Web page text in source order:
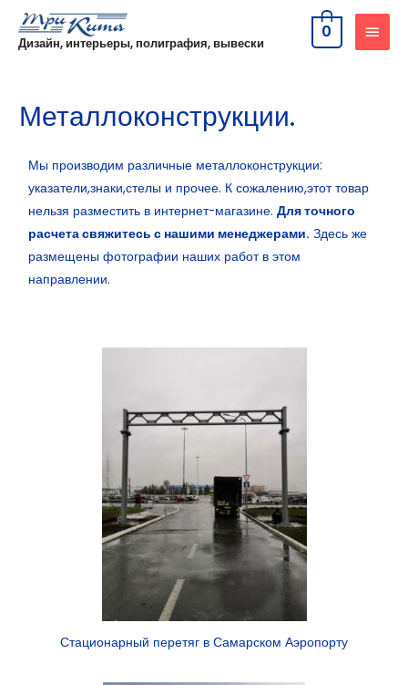
Дизайн, интерьеры, полиграфия, вывески
0
Металлоконструкции.
Мы производим различные металлоконструкции:
указатели,знаки,стелы и прочее. К сожалению,этот товар
нельзя разместить в интернет-магазине.Для точного
расчета свяжитесь с нашими менеджерами. Здесь же
размещены фотографии наших работ в этом
направлении.
Стационарный перетяг в Самарском Аэропорту